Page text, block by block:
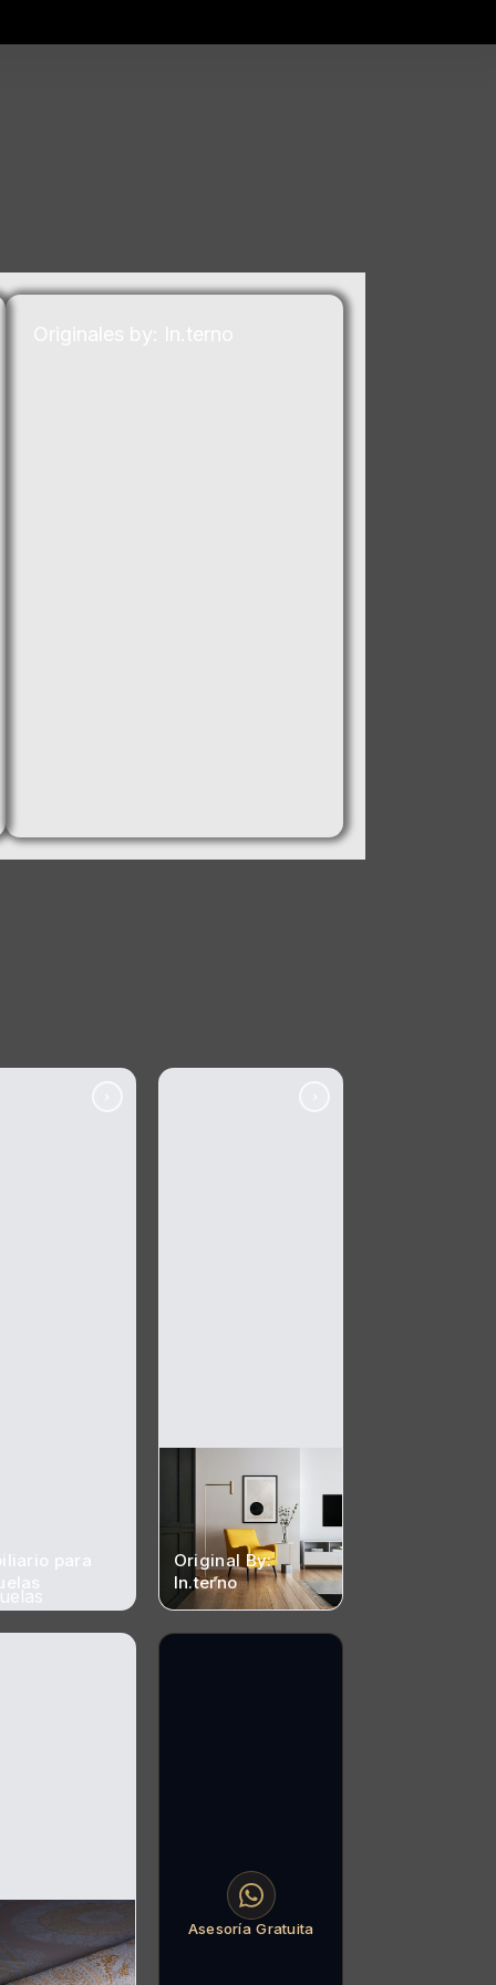
para
Original By:
In.terno
Asesoría Gratuita